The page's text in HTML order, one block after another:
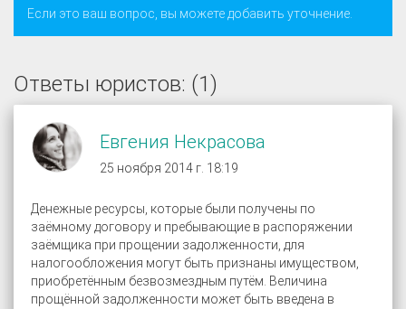
Если это ваш вопрос, вы можете добавить уточнение.
Ответы юристов: (1)
Евгения Некрасова
25 ноября 2014 г. 18:19
Денежные ресурсы, которые были получены по
заёмному договору и пребывающие в распоряжении
заёмщика при прощении задолженности, для
налогообложения могут быть признаны имуществом,
приобретённым безвозмездным путём. Величина
прощённой задолженности может быть введена в